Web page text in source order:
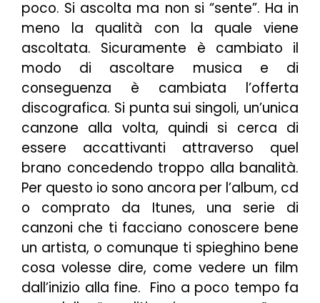
poco. Si ascolta ma non si “sente”. Ha in
meno la qualità con la quale viene
ascoltata. Sicuramente è cambiato il
modo di ascoltare musica e di
conseguenza è cambiata l’offerta
discografica. Si punta sui singoli, un’unica
canzone alla volta, quindi si cerca di
essere accattivanti attraverso quel
brano concedendo troppo alla banalità.
Per questo io sono ancora per l’album, cd
o comprato da Itunes, una serie di
canzoni che ti facciano conoscere bene
un artista, o comunque ti spieghino bene
cosa volesse dire, come vedere un film
dall’inizio alla fine. Fino a poco tempo fa